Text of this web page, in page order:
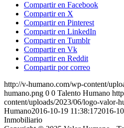
Compartir en Facebook
Compartir en X
Compartir en Pinterest
Compartir en LinkedIn
Compartir en Tumblr
Compartir en Vk
Compartir en Reddit
Compartir por correo
http://v-humano.com/wp-content/
humano.png 0 0 Talento Humano
content/uploads/2023/06/logo-valor-
Humano2016-10-19 11:38:172016-
Inmobiliario